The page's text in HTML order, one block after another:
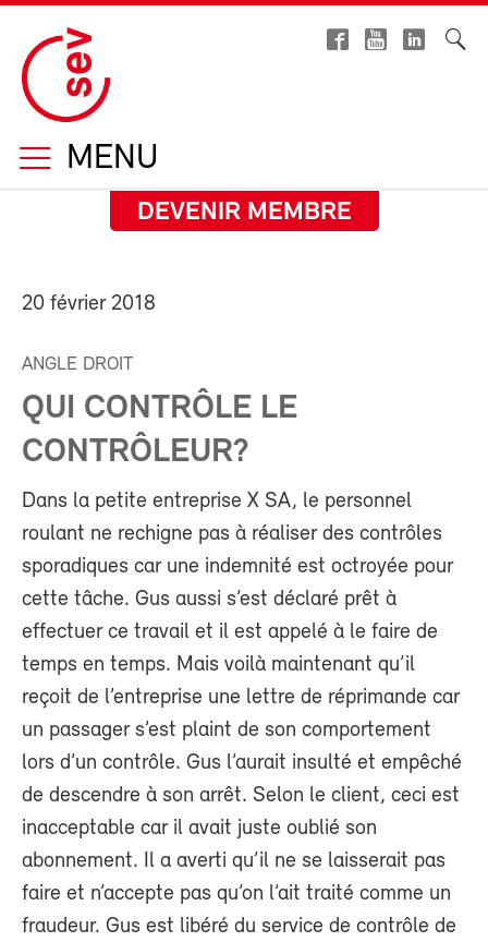
MENU
DEVENIR MEMBRE
20 février 2018
ANGLE DROIT
QUI CONTRÔLE LE
CONTRÔLEUR?
Dans la petite entreprise X SA, le personnel
roulant ne rechigne pas à réaliser des contrôles
sporadiques car une indemnité est octroyée pour
cette tâche. Gus aussi s’est déclaré prêt à
effectuer ce travail et il est appelé à le faire de
temps en temps. Mais voilà maintenant qu’il
reçoit de l’entreprise une lettre de réprimande car
un passager s’est plaint de son comportement
lors d’un contrôle. Gus l’aurait insulté et empêché
de descendre à son arrêt. Selon le client, ceci est
inacceptable car il avait juste oublié son
abonnement. Il a averti qu’il ne se laisserait pas
faire et n’accepte pas qu’on l’ait traité comme un
fraudeur. Gus est libéré du service de contrôle de